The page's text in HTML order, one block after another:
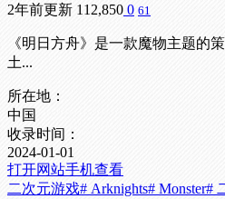
2年前更新 112,850 0 61
《明日方舟》是一款魔物主题的
土...
所在地：
中国
收录时间：
2024-01-01
打开网站手机查看
二次元游戏# Arknights# Monster#